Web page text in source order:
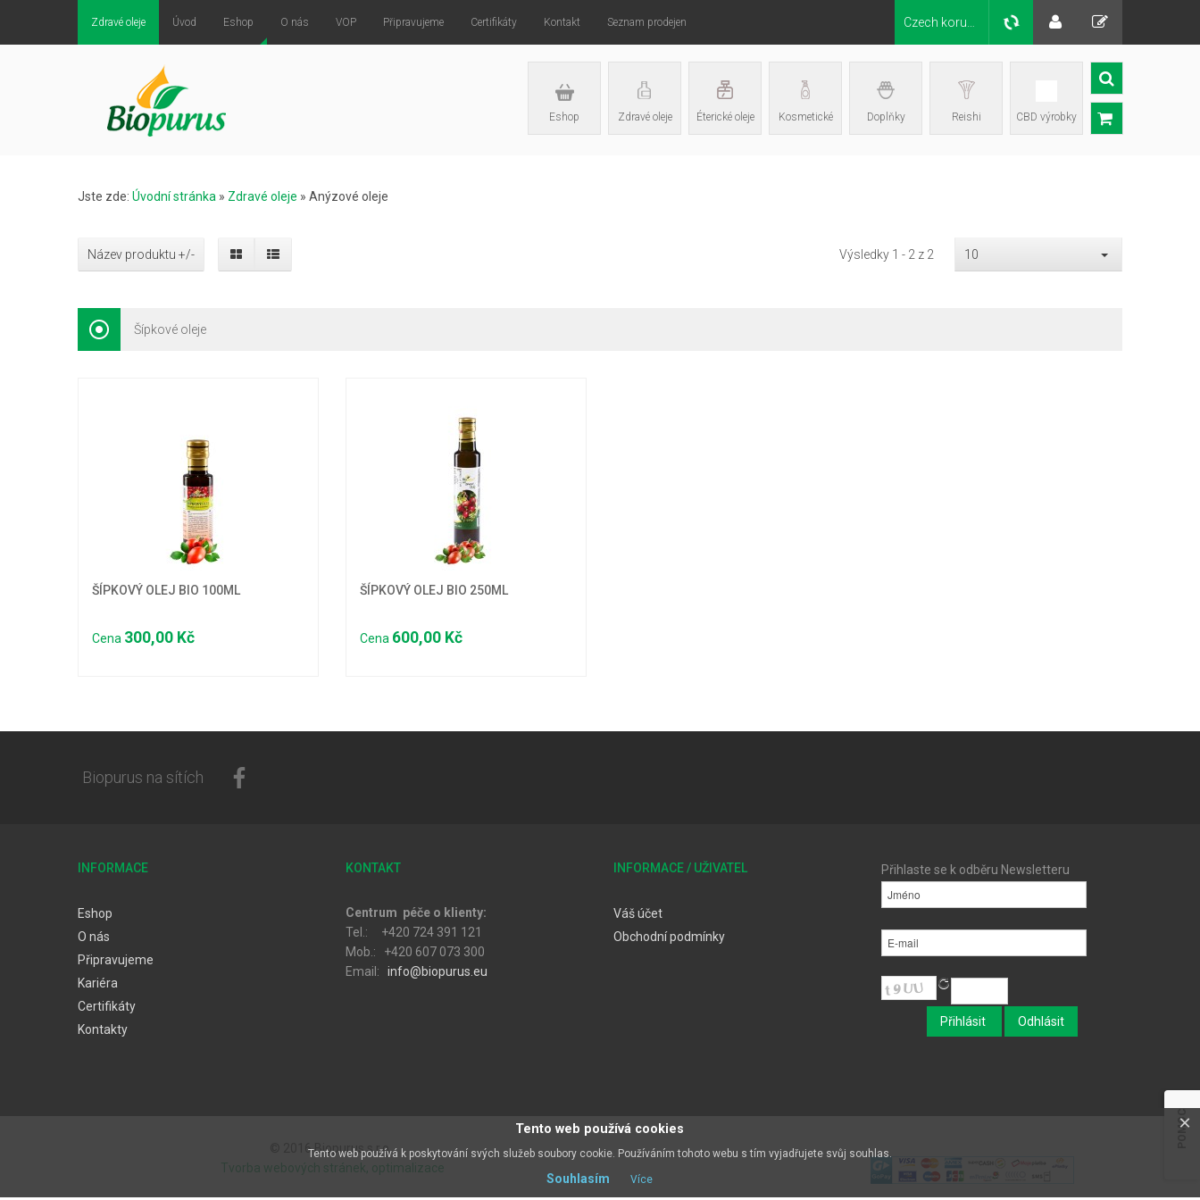
Tento web používá cookies
Tento web používá k poskytování svých služeb soubory cookie. Používáním tohoto webu s tím vyjadřujete svůj souhlas.
Souhlasím Více
×
Zdravé oleje Úvod Eshop O nás VOP Připravujeme Certifikáty Kontakt Seznam prodejen
Eshop Zdravé oleje Éterické oleje Kosmetické Doplňky Reishi CBD výrobky
Jste zde: Úvodní stránka » Zdravé oleje » Anýzové oleje
Název produktu +/- Výsledky 1 - 2 z 2 10
Šípkové oleje
ŠÍPKOVÝ OLEJ BIO 100ML
Cena 300,00 Kč
ŠÍPKOVÝ OLEJ BIO 250ML
Cena 600,00 Kč
Biopurus na sítích
INFORMACE
Eshop
O nás
Připravujeme
Kariéra
Certifikáty
Kontakty
KONTAKT
Centrum péče o klienty:
Tel.: +420 724 391 121
Mob.: +420 607 073 300
Email: info@biopurus.eu
INFORMACE / UŽIVATEL
Váš účet
Obchodní podmínky
Přihlaste se k odběru Newsletteru
© 2016 Biopurus s.r.o..
Tvorba webových stránek, optimalizace
POMOC